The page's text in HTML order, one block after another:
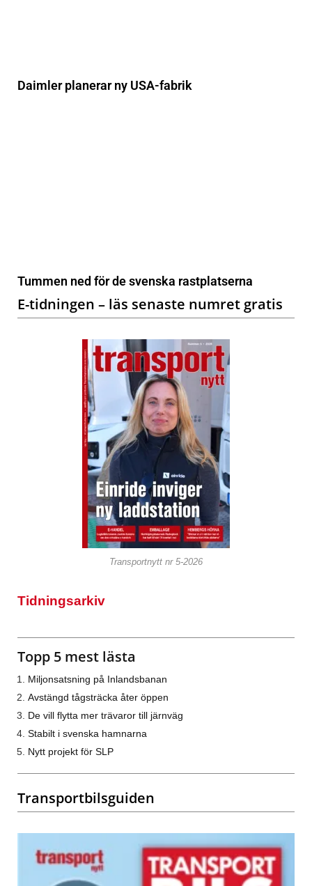
Daimler planerar ny USA-fabrik
Tummen ned för de svenska rastplatserna
E-tidningen – läs senaste numret gratis
Transportnytt nr 5-2026
Tidningsarkiv
Topp 5 mest lästa
Miljonsatsning på Inlandsbanan
Avstängd tågsträcka åter öppen
De vill flytta mer trävaror till järnväg
Stabilt i svenska hamnarna
Nytt projekt för SLP
Transportbilsguiden